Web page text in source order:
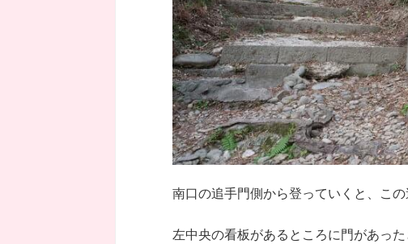
南口の追手門側から登っていくと、この
左中央の看板があるところに門があっ